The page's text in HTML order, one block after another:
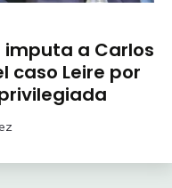
imputa a Carlos
caso Leire por